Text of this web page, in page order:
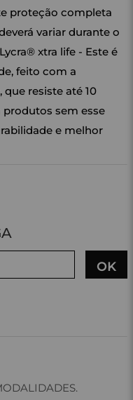
proteção completa
variar durante o
xtra life - Este é
feito com a
resiste até 10
produtos sem esse
e melhor